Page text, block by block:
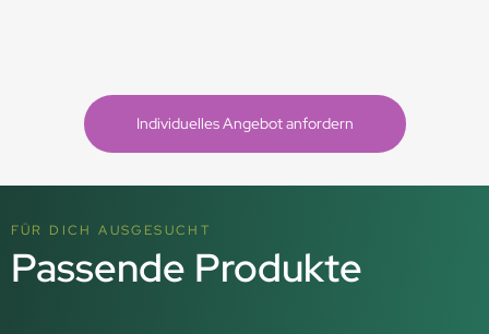
Individuelles Angebot anfordern
FÜR DICH AUSGESUCHT
Passende Produkte